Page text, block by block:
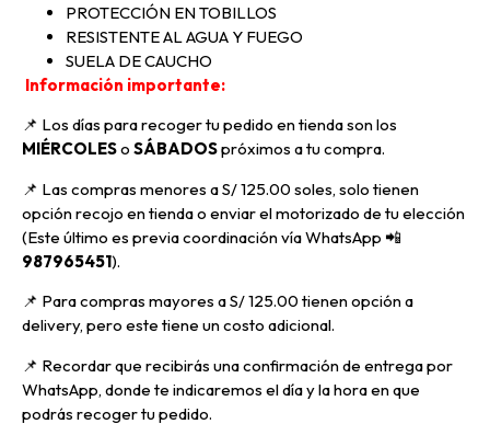
PROTECCIÓN EN TOBILLOS
RESISTENTE AL AGUA Y FUEGO
SUELA DE CAUCHO
Información importante:
📌 Los días para recoger tu pedido en tienda son los
MIÉRCOLESo SÁBADOSpróximos a tu compra.
📌 Las compras menores a S/ 125.00 soles, solo tienen
opción recojo en tienda o enviar el motorizado de tu elección
(Este último es previa coordinación vía WhatsApp 📲
987965451).
📌 Para compras mayores a S/ 125.00 tienen opción a
delivery, pero este tiene un costo adicional.
📌 Recordar que recibirás una confirmación de entrega por
WhatsApp, donde te indicaremos el día y la hora en que
podrás recoger tu pedido.